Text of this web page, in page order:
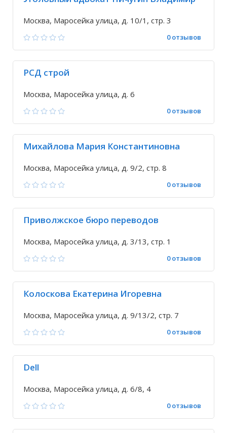
Москва, Маросейка улица, д. 10/1, стр. 3
0 отзывов
РСД строй
Москва, Маросейка улица, д. 6
0 отзывов
Михайлова Мария Константиновна
Москва, Маросейка улица, д. 9/2, стр. 8
0 отзывов
Приволжское бюро переводов
Москва, Маросейка улица, д. 3/13, стр. 1
0 отзывов
Колоскова Екатерина Игоревна
Москва, Маросейка улица, д. 9/13/2, стр. 7
0 отзывов
Dell
Москва, Маросейка улица, д. 6/8, 4
0 отзывов